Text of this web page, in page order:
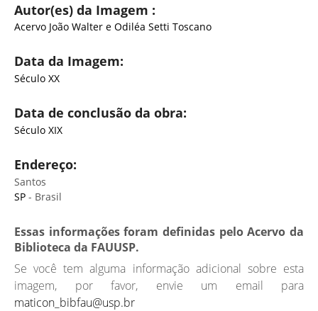
Autor(es) da Imagem :
Acervo João Walter e Odiléa Setti Toscano
Data da Imagem:
Século XX
Data de conclusão da obra:
Século XIX
Endereço:
Santos
SP - Brasil
Essas informações foram definidas pelo Acervo da
Biblioteca da FAUUSP.
Se você tem alguma informação adicional sobre esta
imagem, por favor, envie um email para
maticon_bibfau@usp.br